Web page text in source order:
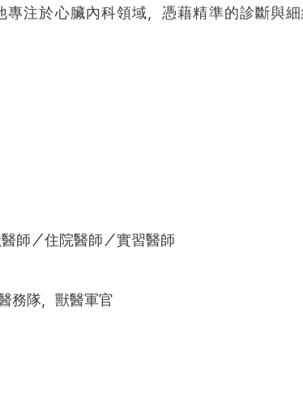
注於心臟內科領域，憑藉精準的診斷與
師／住院醫師／實習醫師
務隊，獸醫軍官